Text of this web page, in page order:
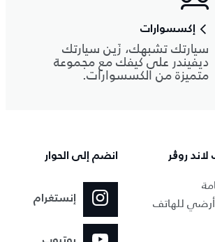
إكسسوارات
سيارتك تشبهك، زَين سيارتك
ديفيندر على كيفك مع مجموعة
متميزة من الكسسوارات.
روڨر
للهاتف
انضم إلى الحوار
إنستغرام